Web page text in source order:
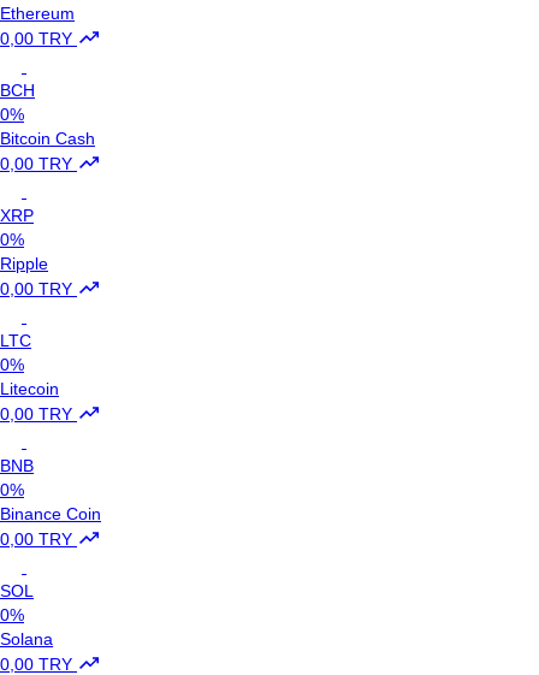
Ethereum
0,00 TRY
BCH
0%
Bitcoin Cash
0,00 TRY
XRP
0%
Ripple
0,00 TRY
LTC
0%
Litecoin
0,00 TRY
BNB
0%
Binance Coin
0,00 TRY
SOL
0%
Solana
0,00 TRY